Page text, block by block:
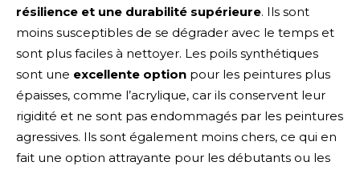
résilience et une durabilité supérieure. Ils sont
moins susceptibles de se dégrader avec le temps et
sont plus faciles à nettoyer. Les poils synthétiques
sont une excellente option pour les peintures plus
épaisses, comme l’acrylique, car ils conservent leur
rigidité et ne sont pas endommagés par les peintures
agressives. Ils sont également moins chers, ce qui en
fait une option attrayante pour les débutants ou les